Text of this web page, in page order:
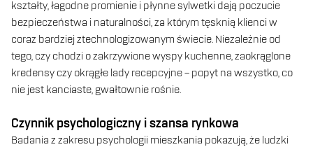
kształty, łagodne promienie i płynne sylwetki dają poczucie
bezpieczeństwa i naturalności, za którym tęsknią klienci w
coraz bardziej ztechnologizowanym świecie. Niezależnie od
tego, czy chodzi o zakrzywione wyspy kuchenne, zaokrąglone
kredensy czy okrągłe lady recepcyjne – popyt na wszystko, co
nie jest kanciaste, gwałtownie rośnie.
Czynnik psychologiczny i szansa rynkowa
Badania z zakresu psychologii mieszkania pokazują, że ludzki